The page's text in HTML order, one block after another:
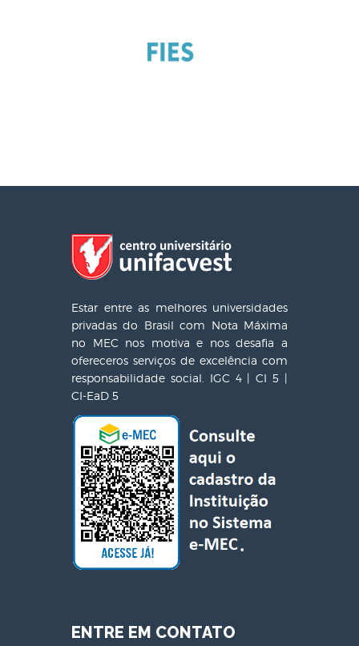
Estar entre as melhores universidades
privadas do Brasil com Nota Máxima
no MEC nos motiva e nos desafia a
ofereceros serviços de excelência com
responsabilidade social. IGC 4 | CI 5 |
CI-EaD 5
ENTRE EM CONTATO